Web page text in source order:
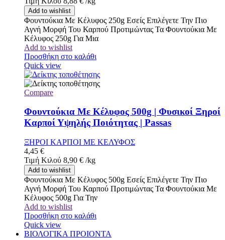
Add to wishlist
Φουντούκια Με Κέλυφος 250g Εσείς Επιλέγετε Την Πιο
Αγνή Μορφή Του Καρπού Προτιμώντας Τα Φουντούκια Με
Κέλυφος 250g Για Μια
Add to wishlist
Προσθήκη στο καλάθι
Quick view
Compare
Φουντούκια Με Κέλυφος 500g | Φυσικοί Ξηροί
Καρποί Υψηλής Ποιότητας | Passas
ΞΗΡΟΙ ΚΑΡΠΟΙ ΜΕ ΚΕΛΥΦΟΣ
4,45 €
Τιμή Κιλού 8,90 € /kg
Add to wishlist
Φουντούκια Με Κέλυφος 500g Εσείς Επιλέγετε Την Πιο
Αγνή Μορφή Του Καρπού Προτιμώντας Τα Φουντούκια Με
Κέλυφος 500g Για Την
Add to wishlist
Προσθήκη στο καλάθι
Quick view
ΒΙΟΛΟΓΙΚΑ ΠΡΟΙΟΝΤΑ